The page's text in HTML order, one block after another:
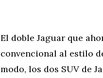
El doble Jaguar que
convencional al estilo
modo, los dos SUV de